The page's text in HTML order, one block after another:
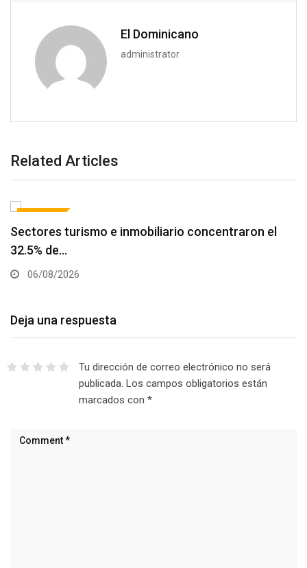
El Dominicano
administrator
Related Articles
Sectores turismo e inmobiliario concentraron el
32.5% de…
06/08/2026
Deja una respuesta
Tu dirección de correo electrónico no será
publicada. Los campos obligatorios están
marcados con *